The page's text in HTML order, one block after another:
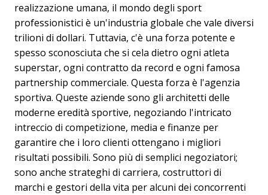
realizzazione umana, il mondo degli sport
professionistici è un'industria globale che vale diversi
trilioni di dollari. Tuttavia, c'è una forza potente e
spesso sconosciuta che si cela dietro ogni atleta
superstar, ogni contratto da record e ogni famosa
partnership commerciale. Questa forza è l'agenzia
sportiva. Queste aziende sono gli architetti delle
moderne eredità sportive, negoziando l'intricato
intreccio di competizione, media e finanze per
garantire che i loro clienti ottengano i migliori
risultati possibili. Sono più di semplici negoziatori;
sono anche strateghi di carriera, costruttori di
marchi e gestori della vita per alcuni dei concorrenti